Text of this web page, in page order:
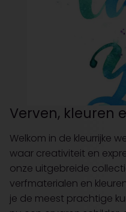
Verven, kleuren
Welkom in de kleurrijke
waar creativiteit en
onze uitgebreide
verfmaterialen en
je de meest prachtige